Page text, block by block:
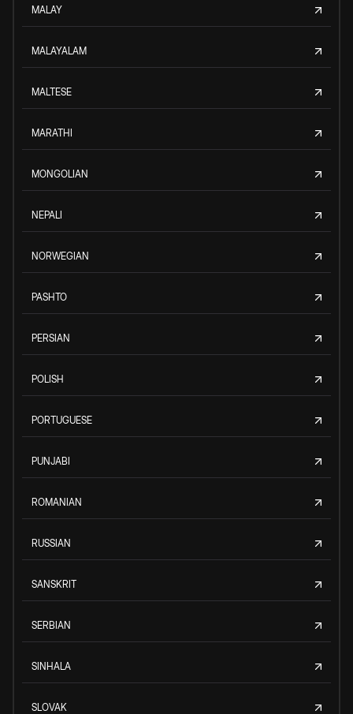
MALAY
MALAYALAM
MALTESE
MARATHI
MONGOLIAN
NEPALI
NORWEGIAN
PASHTO
PERSIAN
POLISH
PORTUGUESE
PUNJABI
ROMANIAN
RUSSIAN
SANSKRIT
SERBIAN
SINHALA
SLOVAK